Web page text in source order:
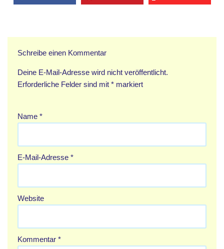
Schreibe einen Kommentar
Deine E-Mail-Adresse wird nicht veröffentlicht.
Erforderliche Felder sind mit * markiert
Name *
E-Mail-Adresse *
Website
Kommentar *